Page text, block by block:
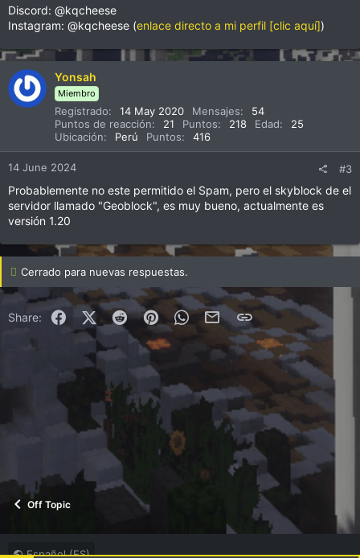
Discord: @kqcheese
Instagram: @kqcheese (enlace directo a mi perfil [clic aquí])
Yonsah
Miembro
Registrado 14 May 2020 Mensajes
54
Puntos de reacción
21 Puntos 218 Edad
25
Ubicación
Perú Puntos 416
14 June 2024 #3
Probablemente no este permitido el Spam, pero el skyblock de el
servidor llamado "Geoblock", es muy bueno, actualmente es
versión 1.20
Cerrado para nuevas respuestas.
Share: FacebookX (Twitter)
RedditPinterestWhatsAppCorreo electrónico
Enlace
Off Topic
Español (ES)